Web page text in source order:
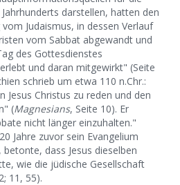
darstellen, hatten den
Judaismus, in dessen Verlauf
vom Sabbat abgewandt und
des Gottesdienstes
und daran mitgewirkt" (Seite
schrieb um etwa 110 n.Chr.:
Jesus Christus zu reden und den
(Magnesians, Seite 10). Er
nicht länger einzuhalten."
Jahre zuvor sein Evangelium
dass Jesus dieselben
wie die jüdische Gesellschaft
11, 55).